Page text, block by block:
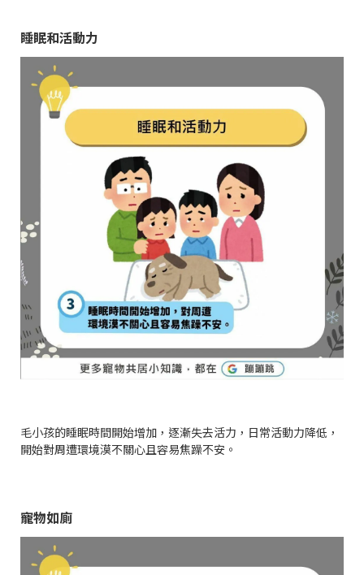
睡眠和活動力
毛小孩的睡眠時間開始增加，逐漸失去活力，日常活動力降低，
開始對周遭環境漠不關心且容易焦躁不安。
寵物如廁